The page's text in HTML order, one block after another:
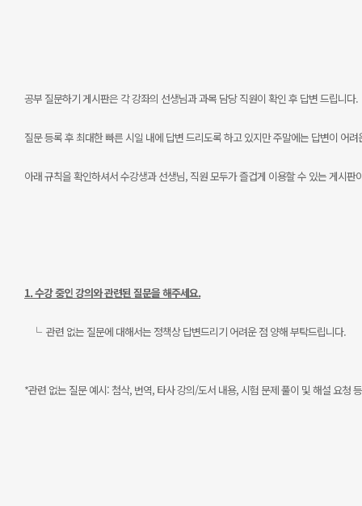
공부 질문하기 게시판은 각 강좌의 선생님과 과목 담당 직원이 확인 후 답변 드립니다.
질문 등록 후 최대한 빠른 시일 내에 답변 드리도록 하고 있지만 주말에는 답변이 어
아래 규칙을 확인하셔서 수강생과 선생님, 직원 모두가 즐겁게 이용할 수 있는 게시판
1. 수강 중인 강의와 관련된 질문을 해주세요.
└ 관련 없는 질문에 대해서는 정책상 답변드리기 어려운 점 양해 부탁드립니다.
*관련 없는 질문 예시: 첨삭, 번역, 타사 강의/도서 내용, 시험 문제 풀이 및 해설 요청 등